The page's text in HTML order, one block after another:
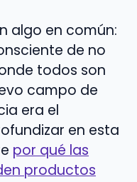
algo en común:
de no
todos son
campo de
era el
en esta
por qué las
productos